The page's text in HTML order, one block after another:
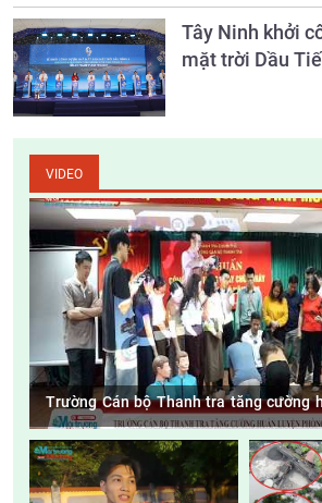
Tây Ninh khởi
mặt trời Dầu
VIDEO
Trường Cán bộ Thanh tra tăng cường
cháy, cứu nạn và sơ cấp cứu